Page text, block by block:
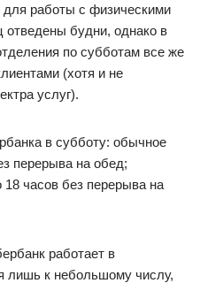
для работы с физическими
будни, однако в
по субботам все же
(хотя и не
услуг).
в субботу: обычное
перерыва на обед;
часов без перерыва на
работает в
лишь к небольшому числу,